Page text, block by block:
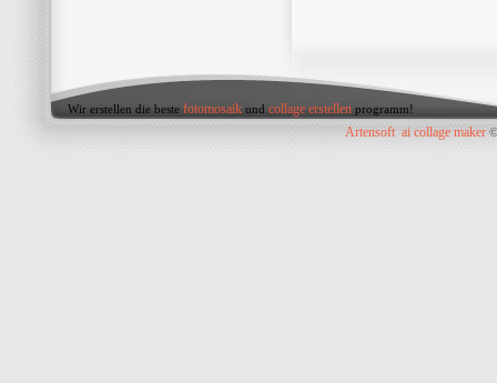
Wir erstellen die beste fotomosaik und collage erstellen programm!
Artensoft ai collage maker